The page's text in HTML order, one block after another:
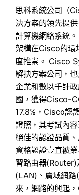
思科系統公司（
決方案的領先提
計算機網絡系統
架構在Cisco的環
度推崇。 Cisco
解抉方案公司，
企業和數以千計
國，獲得Cisco-
17.8%，Cisco認
證照，其考試內
絕佳的認證品質
資格認證壹直被
習路由器
(LAN)、廣域網路
來，網路的興起